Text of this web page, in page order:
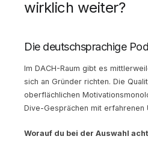
wirklich weiter?
Die deutschsprachige
Im DACH-Raum gibt es
sich an Gründer richten. Die
oberflächlichen
Dive-Gesprächen mit erfahrenen
Worauf du bei der Auswahl